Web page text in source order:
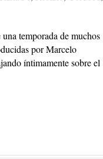
temporada de muchos
por Marcelo
íntimamente sobre el